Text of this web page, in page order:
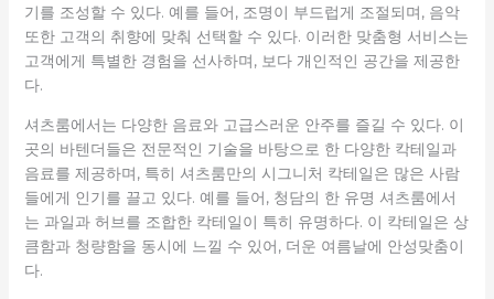
기를 조성할 수 있다. 예를 들어, 조명이 부드럽게 조절되며, 음악
또한 고객의 취향에 맞춰 선택할 수 있다. 이러한 맞춤형 서비스는
고객에게 특별한 경험을 선사하며, 보다 개인적인 공간을 제공한
다.
셔츠룸에서는 다양한 음료와 고급스러운 안주를 즐길 수 있다. 이
곳의 바텐더들은 전문적인 기술을 바탕으로 한 다양한 칵테일과
음료를 제공하며, 특히 셔츠룸만의 시그니처 칵테일은 많은 사람
들에게 인기를 끌고 있다. 예를 들어, 청담의 한 유명 셔츠룸에서
는 과일과 허브를 조합한 칵테일이 특히 유명하다. 이 칵테일은 상
큼함과 청량함을 동시에 느낄 수 있어, 더운 여름날에 안성맞춤이
다.